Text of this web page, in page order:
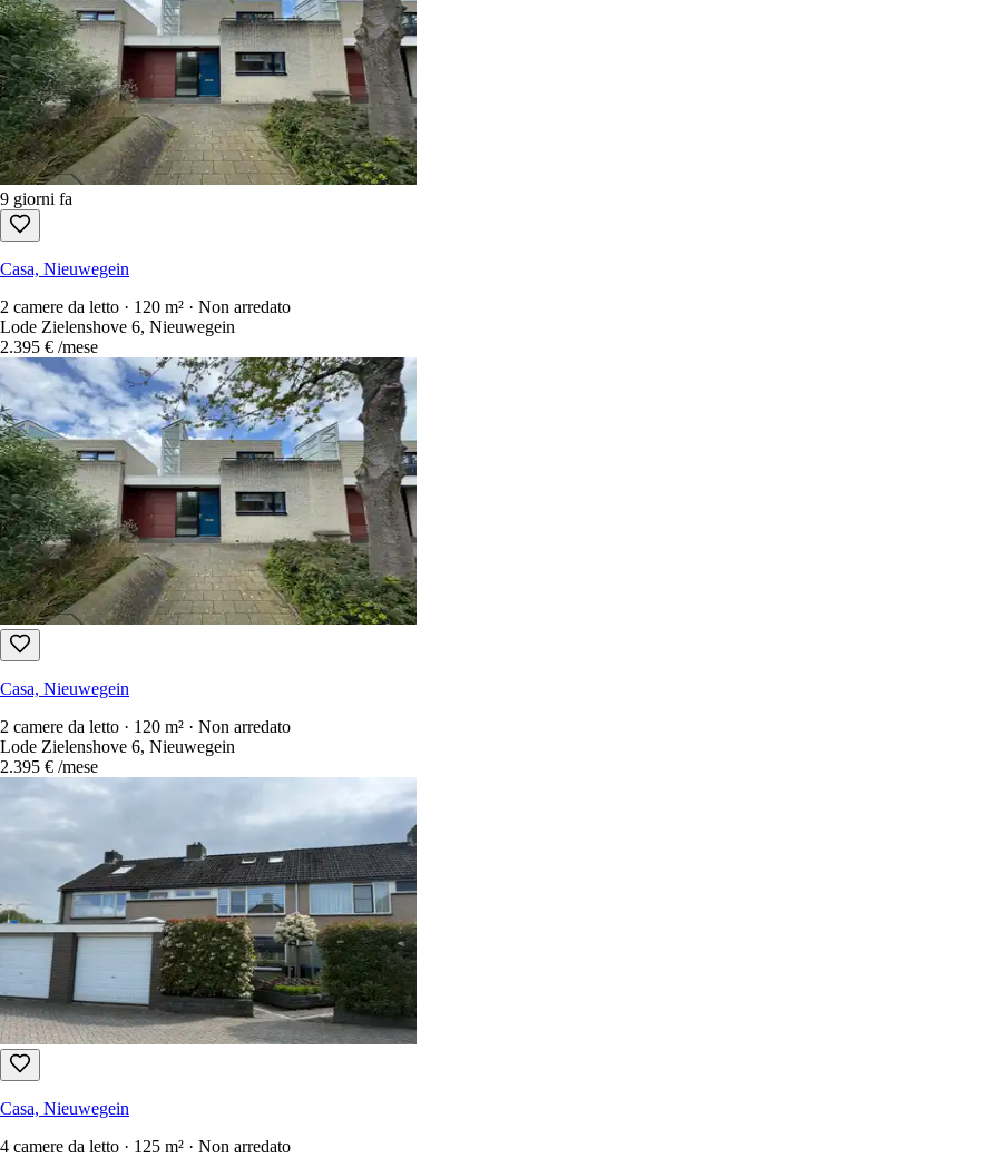
9 giorni fa
Casa, Nieuwegein
2 camere da letto · 120 m² · Non arredato
Lode Zielenshove 6, Nieuwegein
2.395 € /mese
Casa, Nieuwegein
2 camere da letto · 120 m² · Non arredato
Lode Zielenshove 6, Nieuwegein
2.395 € /mese
Casa, Nieuwegein
4 camere da letto · 125 m² · Non arredato